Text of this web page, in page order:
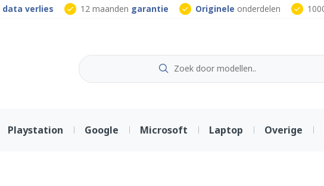
data verlies 12 maanden garantie Originele onderdelen
Playstation Google Microsoft Laptop Overige